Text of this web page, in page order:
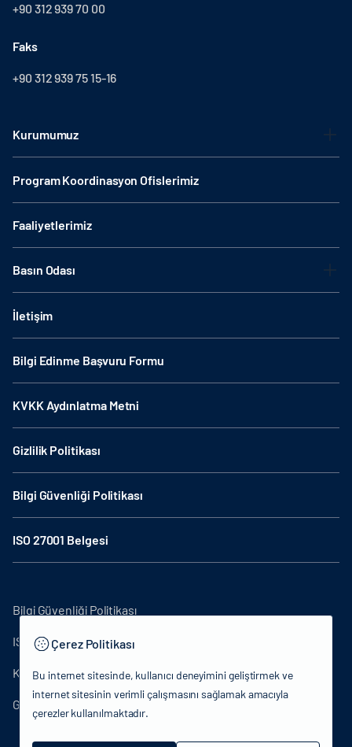
+90 312 939 70 00
Faks
+90 312 939 75 15-16
Kurumumuz
Program Koordinasyon Ofislerimiz
Faaliyetlerimiz
Basın Odası
İletişim
Bilgi Edinme Başvuru Formu
KVKK Aydınlatma Metni
Gizlilik Politikası
Bilgi Güvenliği Politikası
ISO 27001 Belgesi
Bilgi Güvenliği Politikası
ISO27001
KVKK Aydınlatma Metni
Gizlilik Politikası
Çerez Politikası
Bu internet sitesinde, kullanıcı deneyimini geliştirmek ve
internet sitesinin verimli çalışmasını sağlamak amacıyla
çerezler kullanılmaktadır.